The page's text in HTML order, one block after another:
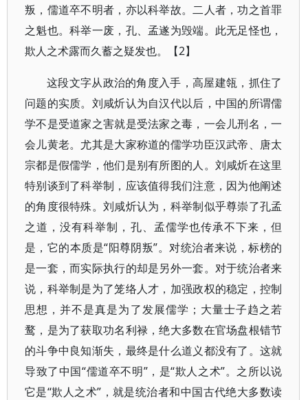
叛，儒道卒不明者，亦以科举故。二人者，功之首罪
之魁也。科举一废，孔、孟遂为毁端。此无足怪也，
欺人之术露而久蓄之疑发也。【2】
这段文字从政治的角度入手，高屋建瓴，抓住了
问题的实质。刘咸炘认为自汉代以后，中国的所谓儒
学不是受道家之害就是受法家之毒，一会儿刑名，一
会儿黄老。尤其是大家称道的儒学功臣汉武帝、唐太
宗都是假儒学，他们是别有所图的人。刘咸炘在这里
特别谈到了科举制，应该值得我们注意，因为他阐述
的角度很特殊。刘咸炘认为，科举制似乎尊崇了孔孟
之道，没有科举制，孔、孟儒学也传承不下来，但
是，它的本质是“阳尊阴叛”。对统治者来说，标榜的
是一套，而实际执行的却是另外一套。对于统治者来
说，科举制是为了笼络人才，加强政权的稳定，控制
思想，并不是真是为了发展儒学；大量士子趋之若
鹜，是为了获取功名利禄，绝大多数在官场盘根错节
的斗争中良知渐失，最终是什么道义都没有了。这就
导致了中国“儒道卒不明”，是“欺人之术”。之所以说
它是“欺人之术”，就是统治者和中国古代绝大多数读